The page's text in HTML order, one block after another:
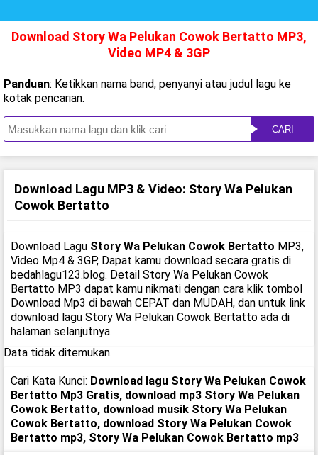
Download Story Wa Pelukan Cowok Bertatto MP3,
Video MP4 & 3GP
Panduan: Ketikkan nama band, penyanyi atau judul lagu ke
kotak pencarian.
CARI
Download Lagu MP3 & Video: Story Wa Pelukan
Cowok Bertatto
Download Lagu Story Wa Pelukan Cowok Bertatto MP3,
Video Mp4 & 3GP, Dapat kamu download secara gratis di
bedahlagu123.blog. Detail Story Wa Pelukan Cowok
Bertatto MP3 dapat kamu nikmati dengan cara klik tombol
Download Mp3 di bawah CEPAT dan MUDAH, dan untuk link
download lagu Story Wa Pelukan Cowok Bertatto ada di
halaman selanjutnya.
Data tidak ditemukan.
Cari Kata Kunci: Download lagu Story Wa Pelukan Cowok
Bertatto Mp3 Gratis, download mp3 Story Wa Pelukan
Cowok Bertatto, download musik Story Wa Pelukan
Cowok Bertatto, download Story Wa Pelukan Cowok
Bertatto mp3, Story Wa Pelukan Cowok Bertatto mp3